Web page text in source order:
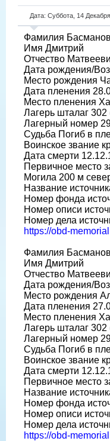
Дата: Суббота, 14
Фамилия Басманов
Имя Дмитрий
Отчество
Дата рождения/
Место рождения
Дата пленения
Место пленения
Лагерь шталаг
Лагерный номер
Судьба Погиб в
Воинское звание
Дата смерти
Первичное место
Могила 200 м
Название
Номер фонда
Номер описи
Номер дела
https://obd-
Фамилия Басманов
Имя Дмитрий
Отчество
Дата рождения/
Место рождения
Дата пленения
Место пленения
Лагерь шталаг
Лагерный номер
Судьба Погиб в
Воинское звание
Дата смерти
Первичное место
Название
Номер фонда
Номер описи
Номер дела
https://obd-